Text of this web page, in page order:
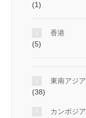
(1)
香港
(5)
東南アジア
(38)
カンボジア